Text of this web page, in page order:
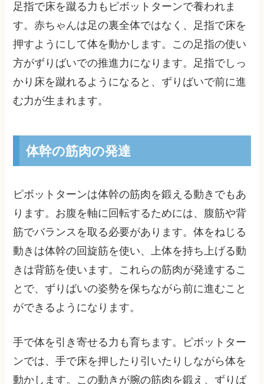
足指で床を蹴る力もピボットターンで養われま
す。赤ちゃんは足の裏全体ではなく、足指で床を
押すようにして体を動かします。この足指の使い
方がずりばいでの推進力になります。足指でしっ
かり床を蹴れるようになると、ずりばいで前に進
む力が生まれます。
体幹の筋肉の発達
ピボットターンは体幹の筋肉を鍛える動きでもあ
ります。お腹を軸に回転するためには、腹筋や背
筋でバランスを取る必要があります。体をねじる
動きは体幹の回旋筋を使い、上体を持ち上げる動
きは背筋を使います。これらの筋肉が発達するこ
とで、ずりばいの姿勢を保ちながら前に進むこと
ができるようになります。
手で体を引き寄せる力も育ちます。ピボットター
ンでは、手で床を押したり引いたりしながら体を
動かします。この動きが腕の筋肉を鍛え、ずりば